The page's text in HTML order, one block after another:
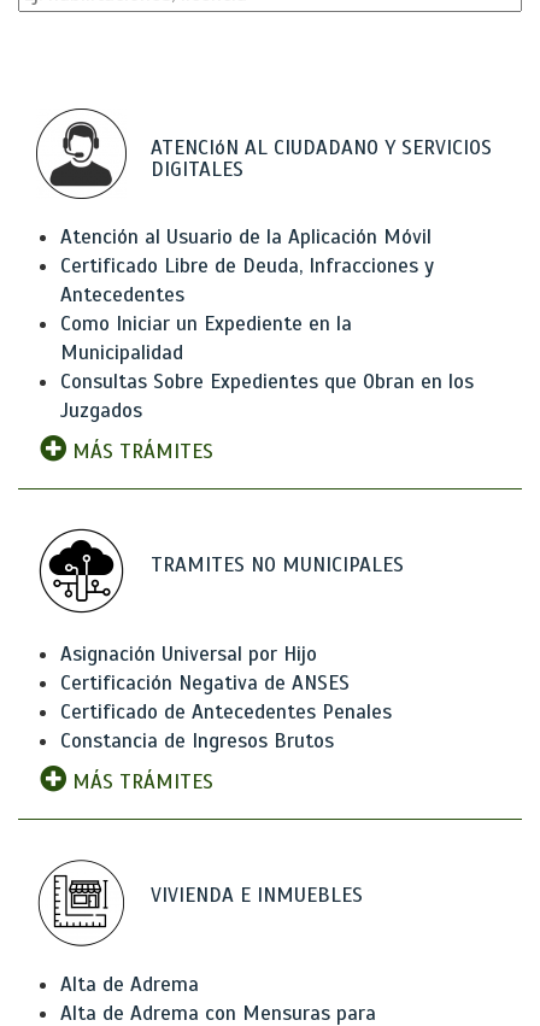
ATENCIóN AL CIUDADANO Y SERVICIOS
DIGITALES
Atención al Usuario de la Aplicación Móvil
Certificado Libre de Deuda, Infracciones y
Antecedentes
Como Iniciar un Expediente en la
Municipalidad
Consultas Sobre Expedientes que Obran en los
Juzgados
MÁS TRÁMITES
TRAMITES NO MUNICIPALES
Asignación Universal por Hijo
Certificación Negativa de ANSES
Certificado de Antecedentes Penales
Constancia de Ingresos Brutos
MÁS TRÁMITES
VIVIENDA E INMUEBLES
Alta de Adrema
Alta de Adrema con Mensuras para